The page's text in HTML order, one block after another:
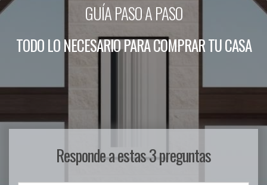
GUÍA PASO A PASO
TODO LO NECESARIO PARA COMPRAR TU CASA
Responde a estas 3 preguntas